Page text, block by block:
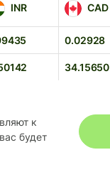
INR CAD
CAD
0.02928
34.15650
к
будет